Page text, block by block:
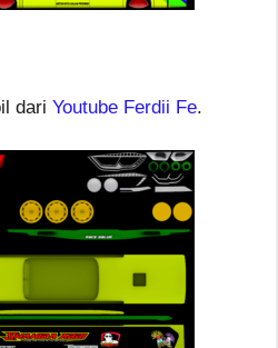
dari Youtube Ferdii Fe.